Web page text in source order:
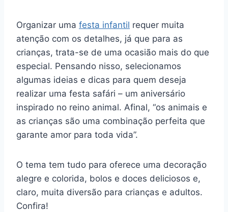
Organizar uma festa infantil requer muita
atenção com os detalhes, já que para as
crianças, trata-se de uma ocasião mais do que
especial. Pensando nisso, selecionamos
algumas ideias e dicas para quem deseja
realizar uma festa safári – um aniversário
inspirado no reino animal. Afinal, “os animais e
as crianças são uma combinação perfeita que
garante amor para toda vida”.
O tema tem tudo para oferece uma decoração
alegre e colorida, bolos e doces deliciosos e,
claro, muita diversão para crianças e adultos.
Confira!